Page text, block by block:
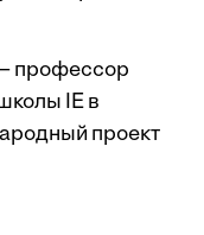
профессор
IE в
проект